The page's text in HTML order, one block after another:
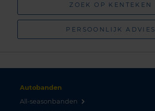
ZOEK OP KENTEKEN
PERSOONLIJK ADVIES
Autobanden
All-seasonbanden